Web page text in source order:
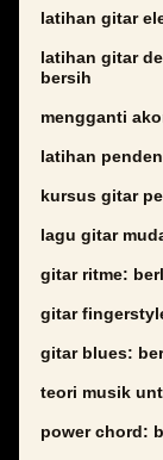
latihan gitar
latihan gitar
bersih
mengganti
latihan
kursus gitar
lagu gitar
gitar ritme:
gitar
gitar blues:
teori musik
power chord: